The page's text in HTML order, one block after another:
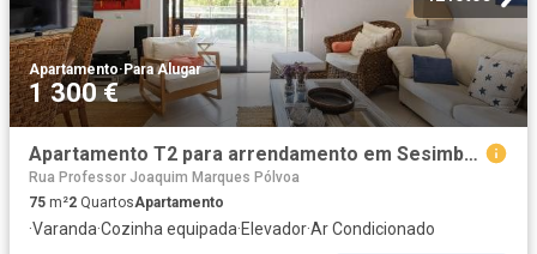
Apartamento·Para Alugar
1 300 €
Apartamento T2 para arrendamento em Sesimbra, Lisboa
Rua Professor Joaquim Marques Pólvoa
75 m²2 QuartosApartamento
·Varanda·Cozinha equipada·Elevador·Ar Condicionado